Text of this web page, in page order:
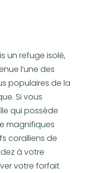
un refuge isolé,
l’une des
populaires de la
Si vous
qui possède
magnifiques
coralliens de
à votre
votre forfait